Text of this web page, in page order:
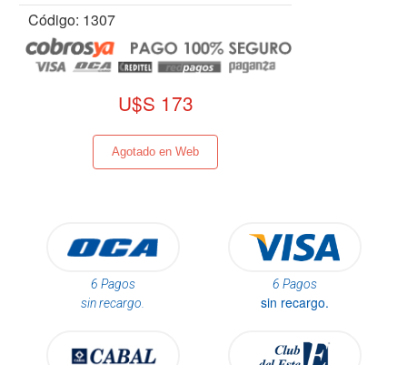
Código: 1307
U$S 173
Agotado en Web
6 Pagos
sin recargo.
6 Pagos
sin recargo.